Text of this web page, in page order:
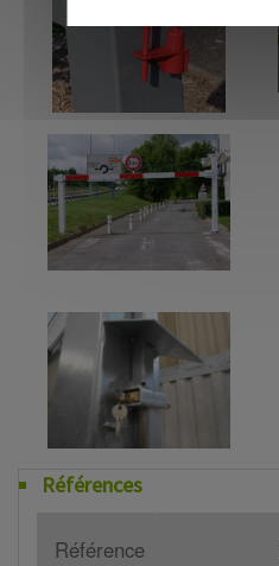
Références
Référence